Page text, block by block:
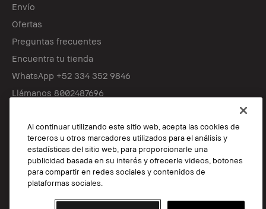
Envío
Ofertas
Preguntas frecuentes
Encuentra tu tienda
WhatsApp +52 334 352 9846
Llámanos 8002487696
Síguenos
© Bobbi Brown Professional Cosmetics, Inc. Reservados todos los
Al continuar utilizando este sitio web, acepta las cookies de
terceros u otros marcadores utilizados para el análisis y
estadísticas del sitio web, para proporcionarle una
publicidad basada en su interés y ofrecerle videos, botones
para compartir en redes sociales y contenidos de
plataformas sociales.